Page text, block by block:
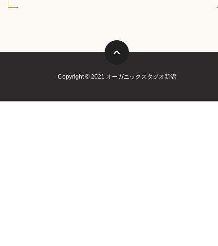
Copyright © 2021 オーガニックスタジオ新潟